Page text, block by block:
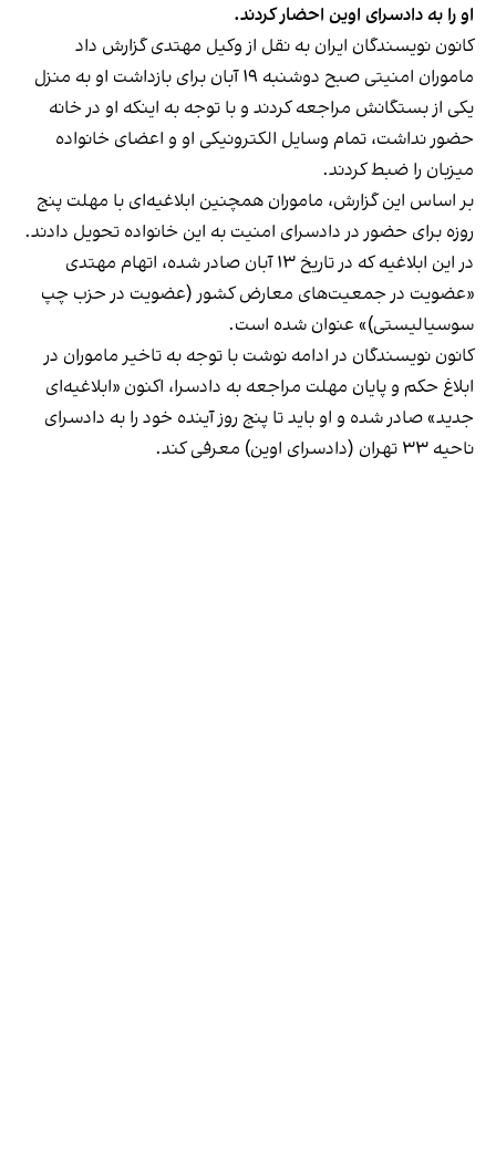
او را به دادسرای اوین احضار کردند.
کانون نویسندگان ایران به نقل از وکیل مهتدی گزارش داد
ماموران امنیتی صبح دوشنبه ۱۹ آبان برای بازداشت او به منزل
یکی از بستگانش مراجعه کردند و با توجه به اینکه او در خانه
حضور نداشت، تمام وسایل الکترونیکی او و اعضای خانواده
میزبان را ضبط کردند.
بر اساس این گزارش، ماموران همچنین ابلاغیه‌ای با مهلت پنج‌
روزه برای حضور در دادسرای امنیت به این خانواده تحویل دادند.
در این ابلاغیه که در تاریخ ۱۳ آبان صادر شده، اتهام مهتدی
«عضویت در جمعیت‌های معارض کشور (عضویت در حزب چپ
سوسیالیستی)» عنوان شده است.
کانون نویسندگان در ادامه نوشت با توجه به تاخیر ماموران در
ابلاغ حکم و پایان مهلت مراجعه به دادسرا، اکنون «ابلاغیه‌ای
جدید» صادر شده و او باید تا پنج روز آینده خود را به دادسرای
ناحیه ۳۳ تهران (دادسرای اوین) معرفی کند.